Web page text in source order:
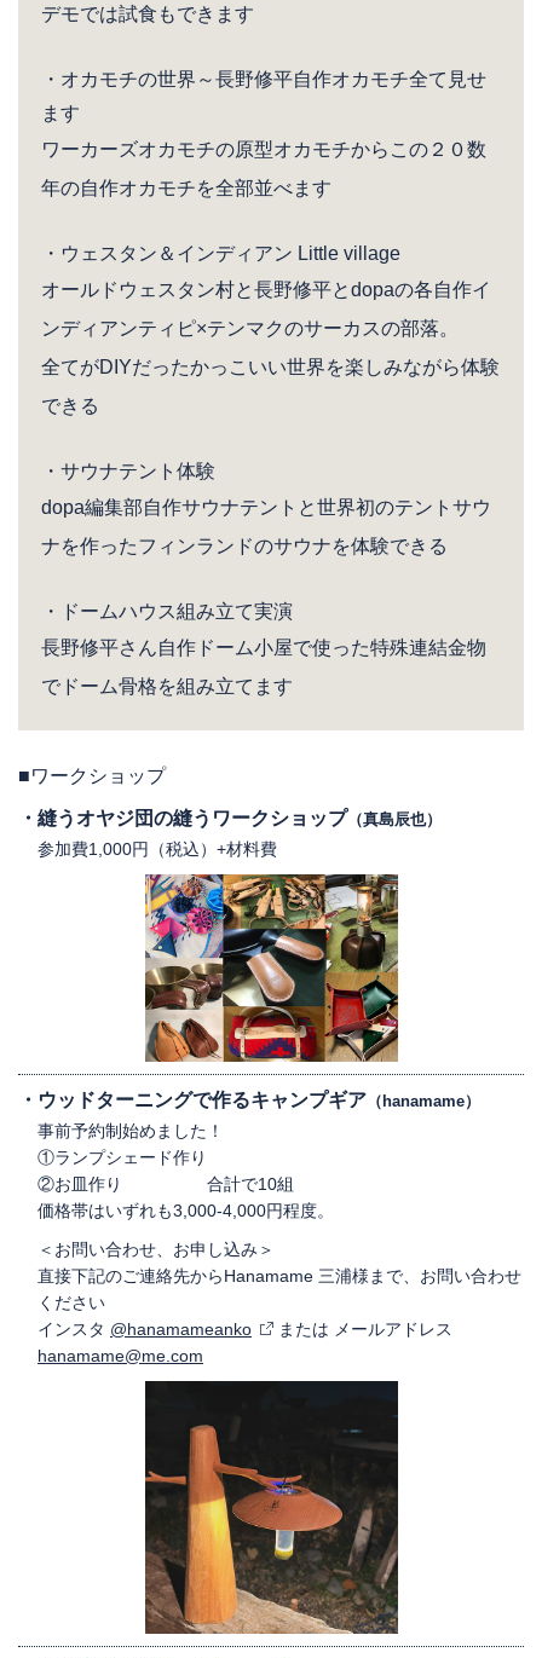
デモでは試食もできます
・オカモチの世界～長野修平自作オカモチ全て見せ
ます
ワーカーズオカモチの原型オカモチからこの２０数
年の自作オカモチを全部並べます
・ウェスタン＆インディアン Little village
オールドウェスタン村と長野修平とdopaの各自作イ
ンディアンティピ×テンマクのサーカスの部落。
全てがDIYだったかっこいい世界を楽しみながら体験
できる
・サウナテント体験
dopa編集部自作サウナテントと世界初のテントサウ
ナを作ったフィンランドのサウナを体験できる
・ドームハウス組み立て実演
長野修平さん自作ドーム小屋で使った特殊連結金物
でドーム骨格を組み立てます
■ワークショップ
縫うオヤジ団の縫うワークショップ（真島辰也）
参加費1,000円（税込）+材料費
ウッドターニングで作るキャンプギア （hanamame）
事前予約制始めました！
①ランプシェード作り
②お皿作り 合計で10組
価格帯はいずれも3,000-4,000円程度。
＜お問い合わせ、お申し込み＞
直接下記のご連絡先からHanamame 三浦様まで、お問い合わせ
ください
インスタ @hanamameanko
または メールアドレス
hanamame@me.com